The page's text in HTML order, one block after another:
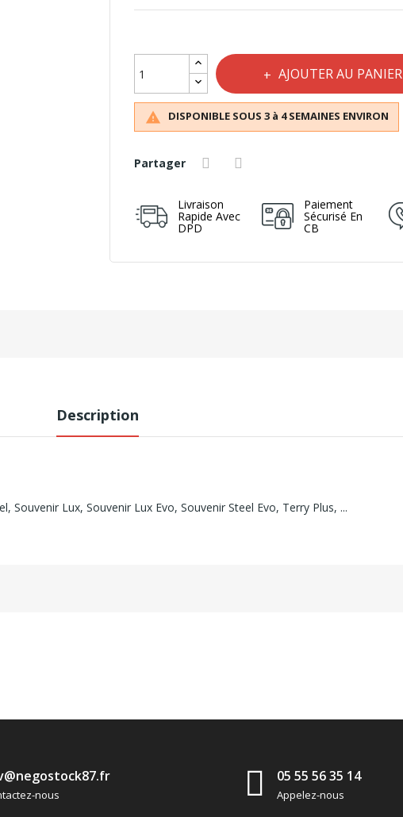
AJOUTER AU PANIER
 DISPONIBLE SOUS 3 à 4 SEMAINES ENVIRON
Partager
Livraison
Rapide Avec
DPD
Paiement
Sécurisé En
CB
Description
Lux, Souvenir Lux Evo, Souvenir Steel Evo, Terry Plus, ...
nous
05 55 56 35 14
Appelez-nous